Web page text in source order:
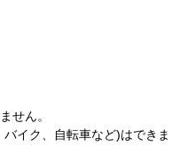
せん。
イク、自転車など)はできま